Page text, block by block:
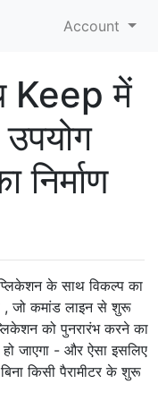
Account
Keep में
के साथ विकल्प का
, जो कमांड लाइन से शुरू
को पुनरारंभ करने का
जाएगा - और ऐसा इसलिए
किसी पैरामीटर के शुरू